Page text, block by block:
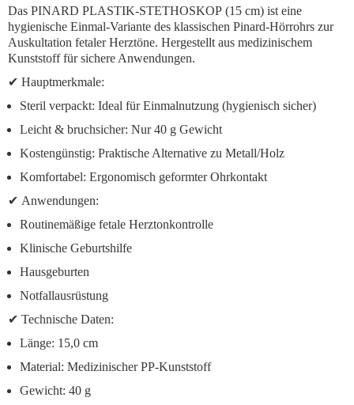
Das PINARD PLASTIK-STETHOSKOP (15 cm) ist eine
hygienische Einmal-Variante des klassischen Pinard-Hörrohrs zur
Auskultation fetaler Herztöne. Hergestellt aus medizinischem
Kunststofffür sichere Anwendungen.
✔ Hauptmerkmale:
Steril verpackt: Ideal für Einmalnutzung (hygienisch sicher)
Leicht & bruchsicher: Nur 40 g Gewicht
Kostengünstig: Praktische Alternative zu Metall/Holz
Komfortabel: Ergonomisch geformter Ohrkontakt
✔ Anwendungen:
Routinemäßige fetale Herztonkontrolle
Klinische Geburtshilfe
Hausgeburten
Notfallausrüstung
✔ Technische Daten:
Länge: 15,0 cm
Material: Medizinischer PP-Kunststoff
Gewicht: 40 g